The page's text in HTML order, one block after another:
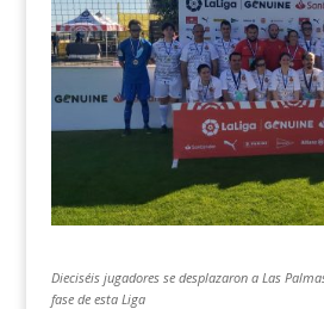
Dieciséis jugadores se desplazaron a Las
fase de esta Liga